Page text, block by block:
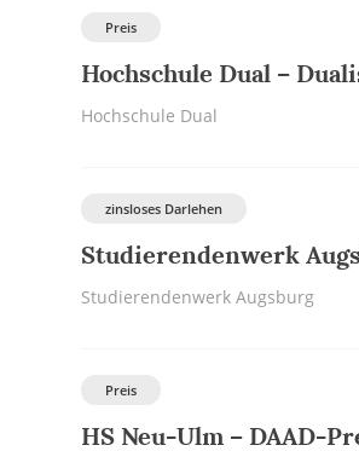
Preis
Hochschule Dual –
Hochschule Dual
zinsloses Darlehen
Studierendenwerk
Studierendenwerk Augsburg
Preis
HS Neu-Ulm – DAAD-